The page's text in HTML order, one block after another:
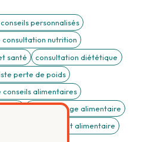
personnalisés
nutrition
santé
consultation diététique
perte de poids
alimentaires
Rééquilibrage alimentaire
du comportement alimentaire